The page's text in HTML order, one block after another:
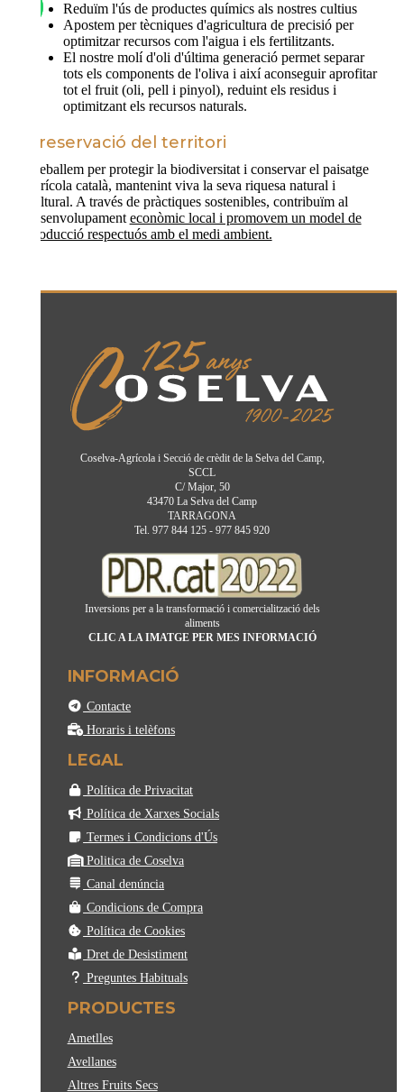
Reduïm l'ús de productes químics als nostres cultius
Apostem per tècniques d'agricultura de precisió per
optimitzar recursos com l'aigua i els fertilitzants.
El nostre molí d'oli d'última generació permet separar
tots els components de l'oliva i així aconseguir aprofitar
tot el fruit (oli, pell i pinyol), reduint els residus i
optimitzant els recursos naturals.
Preservació del territori
Treballem per protegir la biodiversitat i conservar el paisatge
agrícola català, mantenint viva la seva riquesa natural i
cultural. A través de pràctiques sostenibles, contribuïm al
desenvolupament econòmic local i promovem un model de
producció respectuós amb el medi ambient.
Coselva-Agrícola i Secció de crèdit de la Selva del Camp,
SCCL
C/ Major, 50
43470 La Selva del Camp
TARRAGONA
Tel. 977 844 125 - 977 845 920
Inversions per a la transformació i comercialització dels
aliments
CLIC A LA IMATGE PER MES INFORMACIÓ
INFORMACIÓ
Contacte
Horaris i telèfons
LEGAL
Política de Privacitat
Política de Xarxes Socials
Termes i Condicions d'Ús
Politica de Coselva
Canal denúncia
Condicions de Compra
Política de Cookies
Dret de Desistiment
Preguntes Habituals
PRODUCTES
Ametlles
Avellanes
Altres Fruits Secs